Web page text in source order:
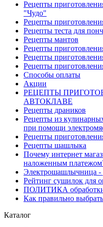
Рецепты
"Чудо"
Рецепты
Рецепты теста для
Рецепты мантов
Рецепты
Рецепты
Рецепты
Способы оплаты
Акции
РЕЦЕПТЫ
АВТОКЛАВЕ
Рецепты драников
Рецепты из
при помощи
Рецепты
Рецепты шашлыка
Почему интернет
наложенным
Электрошашлычница -
Рейтинг сушилок для
ПОЛИТИКА обработки
Как правильно
Каталог